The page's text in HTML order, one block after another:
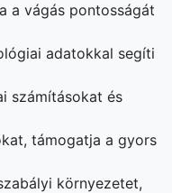
a vágás pontosságát
adatokkal segíti
számításokat és
támogatja a gyors
környezetet,